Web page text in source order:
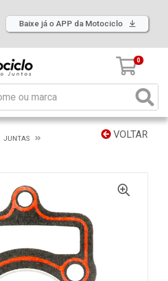
Baixe já o APP da Motociclo
0
VOLTAR
JUNTAS